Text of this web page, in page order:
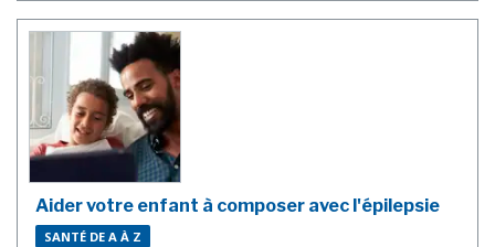
Aider votre enfant à composer avec l'épilepsie
SANTÉ DE A À Z